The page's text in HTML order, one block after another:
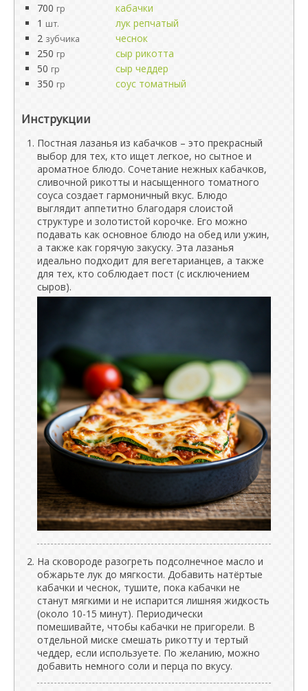
700 гр
кабачки
1 шт.
лук репчатый
2 зубчика
чеснок
250 гр
сыр рикотта
50 гр
сыр чеддер
350 гр соус томатный
Инструкции
Постная лазанья из кабачков – это прекрасный
выбор для тех, кто ищет легкое, но сытное и
ароматное блюдо. Сочетание нежных кабачков,
сливочной рикотты и насыщенного томатного
соуса создает гармоничный вкус. Блюдо
выглядит аппетитно благодаря слоистой
структуре и золотистой корочке. Его можно
подавать как основное блюдо на обед или ужин,
а также как горячую закуску. Эта лазанья
идеально подходит для вегетарианцев, а также
для тех, кто соблюдает пост (с исключением
сыров).
На сковороде разогреть подсолнечное масло и
обжарьте лук до мягкости. Добавить натёртые
кабачки и чеснок, тушите, пока кабачки не
станут мягкими и не испарится лишняя жидкость
(около 10-15 минут). Периодически
помешивайте, чтобы кабачки не пригорели. В
отдельной миске смешать рикотту и тертый
чеддер, если используете. По желанию, можно
добавить немного соли и перца по вкусу.